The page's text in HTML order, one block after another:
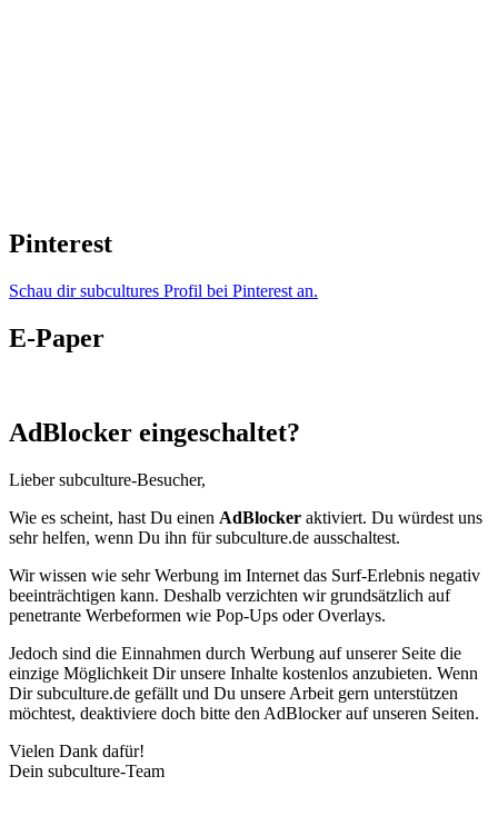
Pinterest
Schau dir subcultures Profil bei Pinterest an.
E-Paper
AdBlocker eingeschaltet?
Lieber subculture-Besucher,
Wie es scheint, hast Du einen AdBlocker aktiviert. Du würdest uns
sehr helfen, wenn Du ihn für subculture.de ausschaltest.
Wir wissen wie sehr Werbung im Internet das Surf-Erlebnis negativ
beeinträchtigen kann. Deshalb verzichten wir grundsätzlich auf
penetrante Werbeformen wie Pop-Ups oder Overlays.
Jedoch sind die Einnahmen durch Werbung auf unserer Seite die
einzige Möglichkeit Dir unsere Inhalte kostenlos anzubieten. Wenn
Dir subculture.de gefällt und Du unsere Arbeit gern unterstützen
möchtest, deaktiviere doch bitte den AdBlocker auf unseren Seiten.
Vielen Dank dafür!
Dein subculture-Team